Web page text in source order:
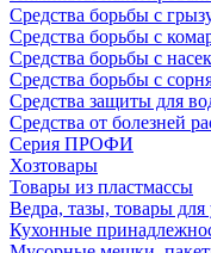
Средства борьбы с
Средства борьбы с
Средства борьбы с
Средства борьбы с
Средства защиты для
Средства от болезней
Серия ПРОФИ
Хозтовары
Товары из пластмассы
Ведра, тазы, товары для
Кухонные